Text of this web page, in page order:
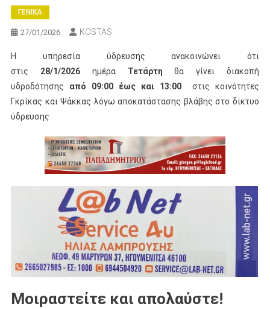
ΓΕΝΙΚΑ
27/01/2026 KOSTAS
Η υπηρεσία ύδρευσης ανακοινώνει ότι
στις 28/1/2026ημέρα Τετάρτη θα γίνει διακοπή
υδροδότησης από 09:00 έως και 13:00
στις κοινότητες
Γκρίκας και Ψάκκας λόγω αποκατάστασης βλάβης στο δίκτυο
ύδρευσης
Μοιραστείτε και απολαύστε!